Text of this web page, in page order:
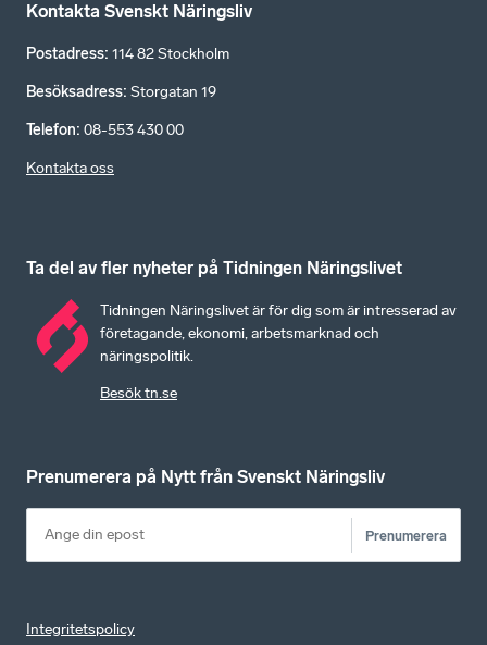
Kontakta Svenskt Näringsliv
Postadress: 114 82 Stockholm
Besöksadress: Storgatan 19
Telefon: 08-553 430 00
Kontakta oss
Ta del av fler nyheter på Tidningen Näringslivet
Tidningen Näringslivet är för dig som är intresserad av
företagande, ekonomi, arbetsmarknad och
näringspolitik.
Besök tn.se
Prenumerera på Nytt från Svenskt Näringsliv
Prenumerera
Integritetspolicy